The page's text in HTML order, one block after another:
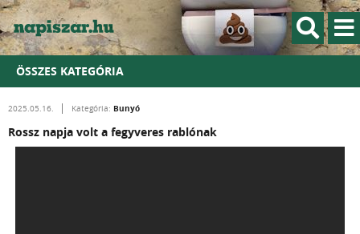
ÖSSZES KATEGÓRIA
2025.05.16. Kategória: Bunyó
Rossz napja volt a fegyveres rablónak